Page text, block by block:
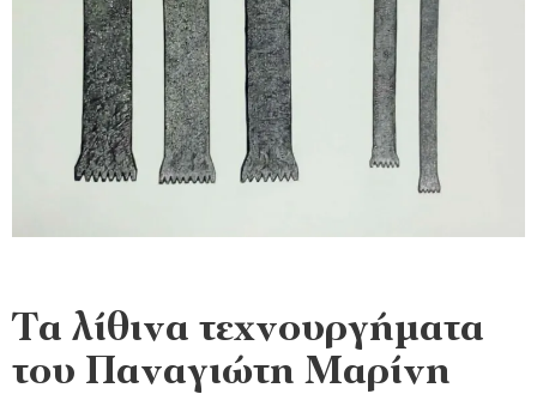
Τα λίθινα τεχνουργήματα
του Παναγιώτη Μαρίνη